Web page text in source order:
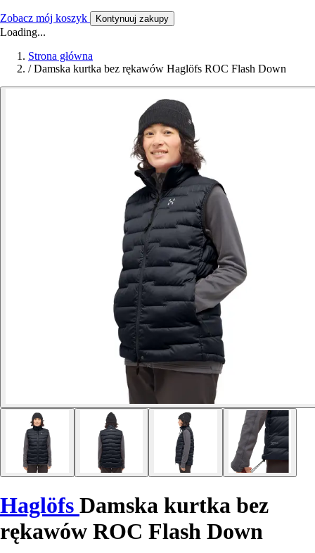
Zobacz mój koszyk Kontynuuj zakupy
Loading...
Strona główna
/ Damska kurtka bez rękawów Haglöfs ROC Flash Down
Haglöfs Damska kurtka bez
rękawów ROC Flash Down